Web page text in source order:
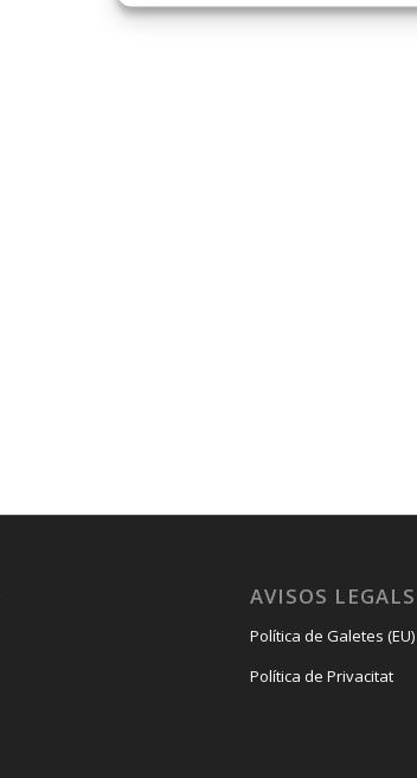
AVISOS LEGALS
Política de Galetes (EU)
Política de Privacitat